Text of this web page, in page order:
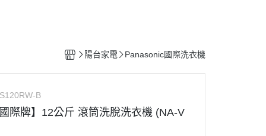
浴室暖風
楷模冰箱
金冰箱
SHARP夏普洗衣機
陽台家電 Panasonic國際洗衣機
B
國際牌】12公斤 滾筒洗脫洗衣機 (NA-V